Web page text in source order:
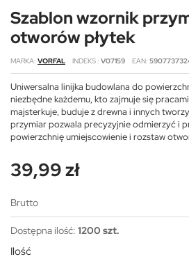
Szablon wzornik
otworów płytek
MARKA VORFAL INDEKS V07159 EAN
Uniwersalna linijka budowlana do
niezbędne każdemu, kto zajmuje się
majsterkuje, buduje z drewna i innych
przymiar pozwala precyzyjnie odmierzyć i
powierzchnię umiejscowienie i rozstaw
39,99 zł
Brutto
Dostępna ilość: 1200 szt.
Ilość